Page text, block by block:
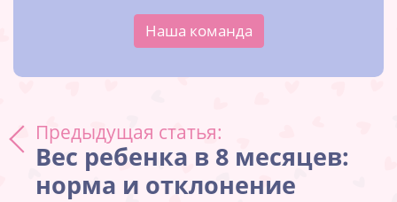
Наша команда
Навигация по записям
Предыдущая статья:
Вес ребенка в 8 месяцев:
норма и отклонение